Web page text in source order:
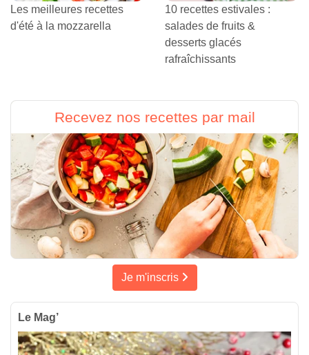
Les meilleures recettes
d'été à la mozzarella
10 recettes estivales :
salades de fruits &
desserts glacés
rafraîchissants
Recevez nos recettes par mail
Je m'inscris
Le Mag’